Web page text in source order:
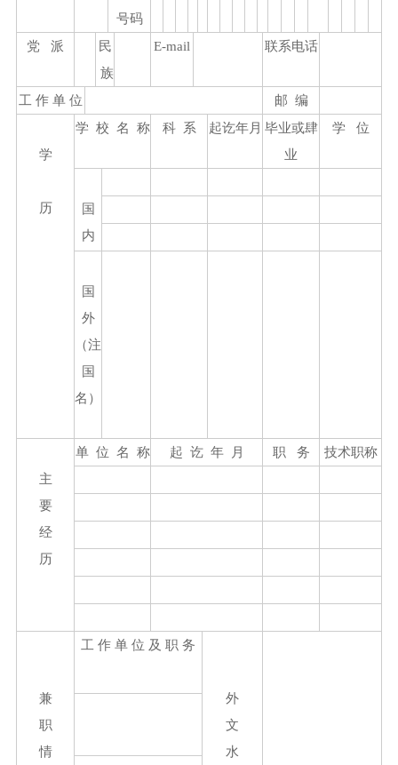
法律法规
清廉建设
党支部架构
党员活动
理论学习
会员登录
号码
党 派
民
族
E-mail 联系电话
工 作 单 位 邮 编
学
历
学 校 名 称 科 系 起讫年月 毕业或肆
业
学 位
国
内
国
外
（注
国
名）
主
要
经
历
单 位 名 称 起 讫 年 月 职 务 技术职称
兼
职
情
工 作 单 位 及 职 务
外
文
水